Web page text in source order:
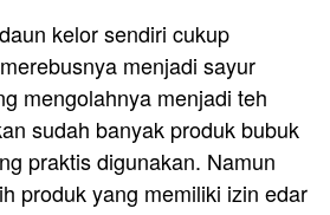
kelor sendiri cukup
menjadi sayur
mengolahnya menjadi teh
sudah banyak produk bubuk
praktis digunakan. Namun
produk yang memiliki izin edar